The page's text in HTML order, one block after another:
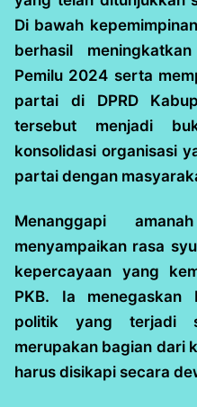
Di bawah
berhasil
Pemilu 2024 serta
partai di DPRD
tersebut menjadi
konsolidasi organisasi
partai dengan
Menanggapi
menyampaikan rasa
kepercayaan yang
PKB. Ia menegaskan
politik yang terjadi
merupakan bagian dari
harus disikapi secara